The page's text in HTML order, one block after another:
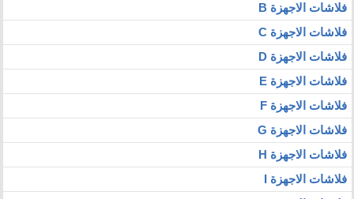
فلاشات الاجهزة B
فلاشات الاجهزة C
فلاشات الاجهزة D
فلاشات الاجهزة E
فلاشات الاجهزة F
فلاشات الاجهزة G
فلاشات الاجهزة H
فلاشات الاجهزة I